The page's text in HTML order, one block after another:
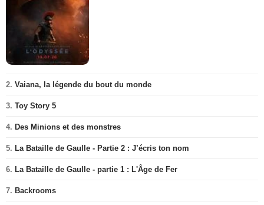
2. Vaiana, la légende du bout du monde
3. Toy Story 5
4. Des Minions et des monstres
5. La Bataille de Gaulle - Partie 2 : J’écris ton nom
6. La Bataille de Gaulle - partie 1 : L'Âge de Fer
7. Backrooms